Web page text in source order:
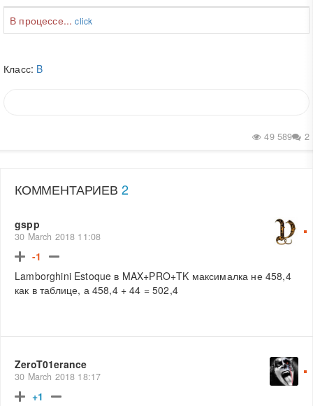
В процессе...click
Класс: B
2
49 589
КОММЕНТАРИЕВ 2
gspp
30 March 2018 11:08
-1
Lamborghini Estoque в MAX+PRO+TK максималка не 458,4
как в таблице, а 458,4 + 44 = 502,4
ZeroT01erance
30 March 2018 18:17
+1